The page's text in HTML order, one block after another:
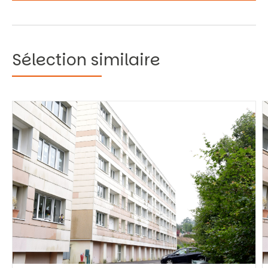
Vous recherchez&nbsp;:
Rechercher
Sélection similaire